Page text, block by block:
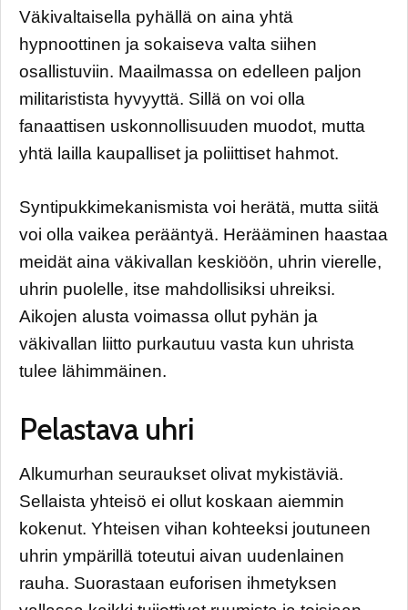
Väkivaltaisella pyhällä on aina yhtä
hypnoottinen ja sokaiseva valta siihen
osallistuviin. Maailmassa on edelleen paljon
militaristista hyvyyttä. Sillä on voi olla
fanaattisen uskonnollisuuden muodot, mutta
yhtä lailla kaupalliset ja poliittiset hahmot.
Syntipukkimekanismista voi herätä, mutta siitä
voi olla vaikea perääntyä. Herääminen haastaa
meidät aina väkivallan keskiöön, uhrin vierelle,
uhrin puolelle, itse mahdollisiksi uhreiksi.
Aikojen alusta voimassa ollut pyhän ja
väkivallan liitto purkautuu vasta kun uhrista
tulee lähimmäinen.
Pelastava uhri
Alkumurhan seuraukset olivat mykistäviä.
Sellaista yhteisö ei ollut koskaan aiemmin
kokenut. Yhteisen vihan kohteeksi joutuneen
uhrin ympärillä toteutui aivan uudenlainen
rauha. Suorastaan euforisen ihmetyksen